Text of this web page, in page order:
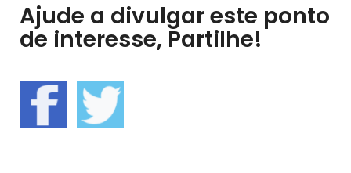
Ajude a divulgar este ponto
de interesse, Partilhe!